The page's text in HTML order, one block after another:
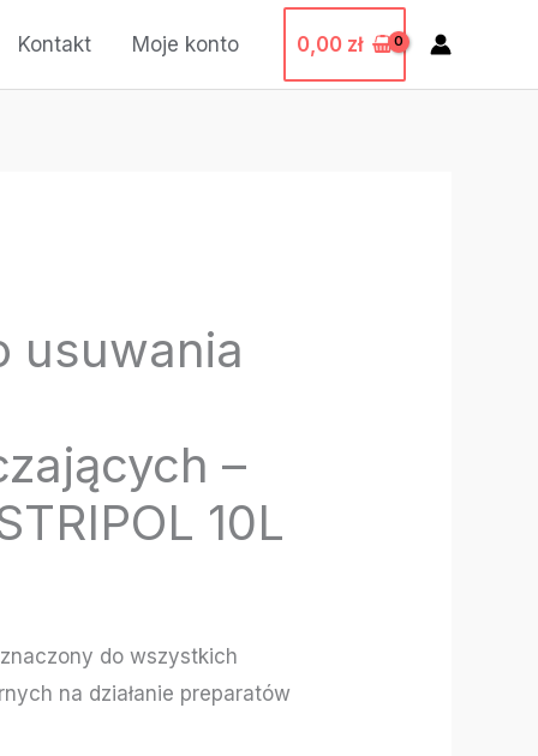
Kontakt Moje konto 0,00 zł
usuwania
–
10L
do wszystkich
na działanie preparatów